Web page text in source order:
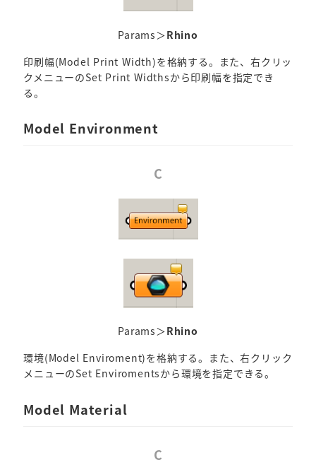
Params＞Rhino
印刷幅(Model Print Width)を格納する。また、右クリッ
クメニューのSet Print Widthsから印刷幅を指定でき
る。
Model Environment
C
Params＞Rhino
環境(Model Enviroment)を格納する。また、右クリック
メニューのSet Enviromentsから環境を指定できる。
Model Material
C